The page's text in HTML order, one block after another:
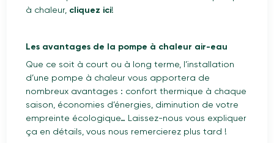
à chaleur, cliquez ici!
Les avantages de la pompe à chaleur air-eau
Que ce soit à court ou à long terme, l’installation
d’une pompe à chaleur vous apportera de
nombreux avantages : confort thermique à chaque
saison, économies d’énergies, diminution de votre
empreinte écologique… Laissez-nous vous expliquer
ça en détails, vous nous remercierez plus tard !